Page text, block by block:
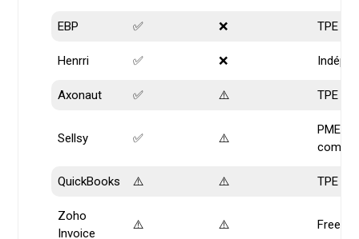
EBP ✅ ❌ TPE /
Henrri ✅ ❌
Axonaut ✅ ⚠️ TPE /
Sellsy ✅ ⚠️
PME
QuickBooks ⚠️ ⚠️ TPE
Zoho
Invoice
⚠️ ⚠️